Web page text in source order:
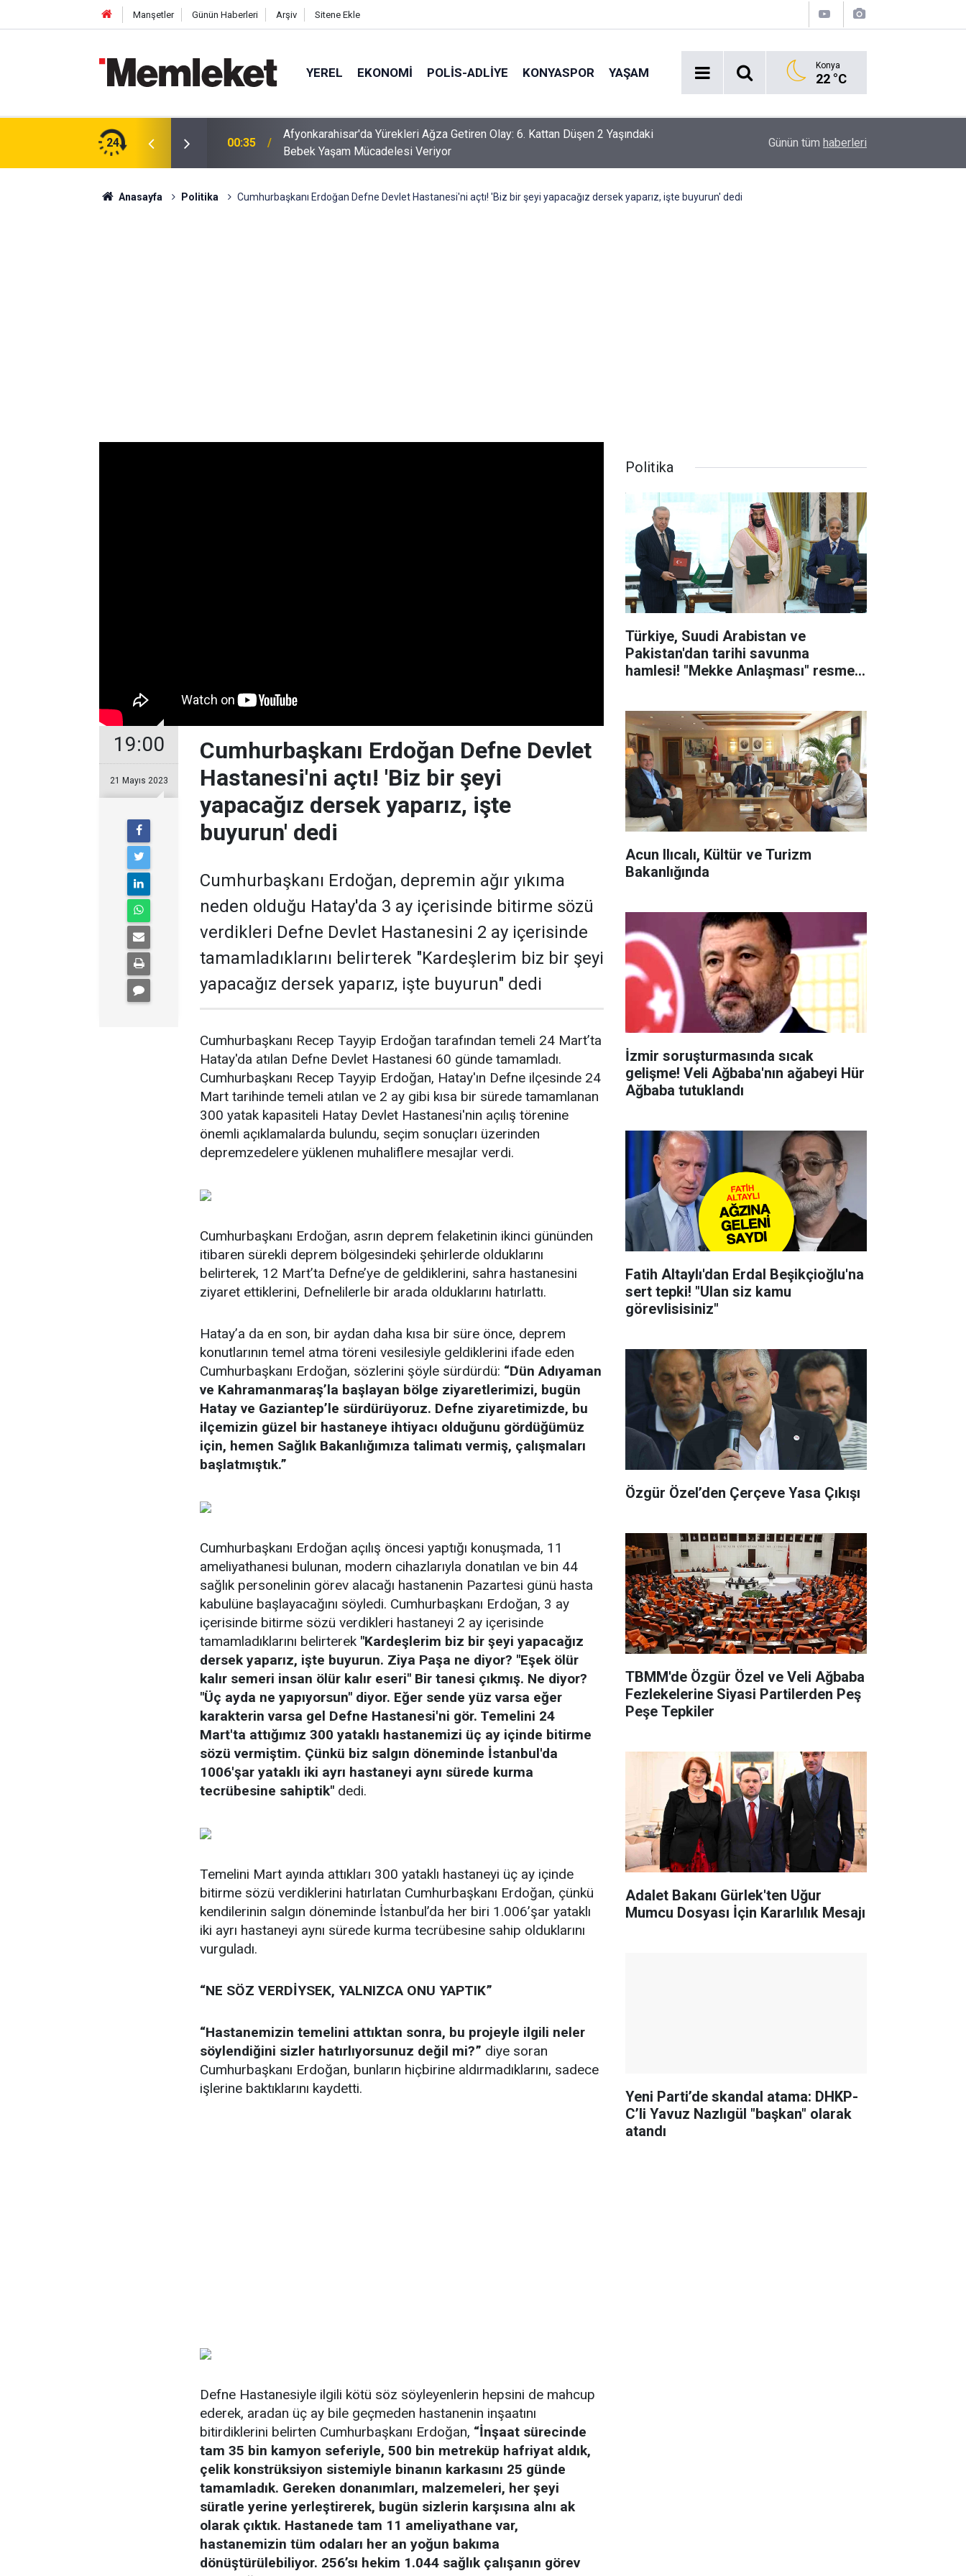
Manşetler Günün Haberleri Arşiv Sitene Ekle
YEREL EKONOMI POLİS-ADLİYE KONYASPOR YAŞAM Konya
22 °C
24
Olay: 6. Kattan Düşen 2 Yaşındaki
00:34 Konya'daki soygunda plaka APP çıktı! Günün tüm haberleri
Anasayfa Politika Cumhurbaşkanı Erdoğan Defne Devlet Hastanesi'ni açtı! 'Biz bir şeyi yapacağız dersek yaparız, işte buyurun' dedi
19:00
21 Mayıs 2023
Cumhurbaşkanı Erdoğan Defne Devlet
Hastanesi'ni açtı! 'Biz bir şeyi
yapacağız dersek yaparız, işte
buyurun' dedi
Cumhurbaşkanı Erdoğan, depremin ağır yıkıma
neden olduğu Hatay'da 3 ay içerisinde bitirme sözü
verdikleri Defne Devlet Hastanesini 2 ay içerisinde
tamamladıklarını belirterek "Kardeşlerim biz bir şeyi
yapacağız dersek yaparız, işte buyurun" dedi
Cumhurbaşkanı Recep Tayyip Erdoğan tarafından temeli 24 Mart’ta
Hatay'da atılan Defne Devlet Hastanesi 60 günde tamamladı.
Cumhurbaşkanı Recep Tayyip Erdoğan, Hatay'ın Defne ilçesinde 24
Mart tarihinde temeli atılan ve 2 ay gibi kısa bir sürede tamamlanan
300 yatak kapasiteli Hatay Devlet Hastanesi'nin açılış törenine
önemli açıklamalarda bulundu, seçim sonuçları üzerinden
depremzedelere yüklenen muhaliflere mesajlar verdi.
Cumhurbaşkanı Erdoğan, asrın deprem felaketinin ikinci gününden
itibaren sürekli deprem bölgesindeki şehirlerde olduklarını
belirterek, 12 Mart’ta Defne’ye de geldiklerini, sahra hastanesini
ziyaret ettiklerini, Defnelilerle bir arada olduklarını hatırlattı.
Hatay’a da en son, bir aydan daha kısa bir süre önce, deprem
konutlarının temel atma töreni vesilesiyle geldiklerini ifade eden
Cumhurbaşkanı Erdoğan, sözlerini şöyle sürdürdü: “Dün Adıyaman
ve Kahramanmaraş’la başlayan bölge ziyaretlerimizi, bugün
Hatay ve Gaziantep’le sürdürüyoruz. Defne ziyaretimizde, bu
ilçemizin güzel bir hastaneye ihtiyacı olduğunu gördüğümüz
için, hemen Sağlık Bakanlığımıza talimatı vermiş, çalışmaları
başlatmıştık.”
Cumhurbaşkanı Erdoğan açılış öncesi yaptığı konuşmada, 11
ameliyathanesi bulunan, modern cihazlarıyla donatılan ve bin 44
sağlık personelinin görev alacağı hastanenin Pazartesi günü hasta
kabulüne başlayacağını söyledi. Cumhurbaşkanı Erdoğan, 3 ay
içerisinde bitirme sözü verdikleri hastaneyi 2 ay içerisinde
tamamladıklarını belirterek "Kardeşlerim biz bir şeyi yapacağız
dersek yaparız, işte buyurun. Ziya Paşa ne diyor? "Eşek ölür
kalır semeri insan ölür kalır eseri" Bir tanesi çıkmış. Ne diyor?
"Üç ayda ne yapıyorsun" diyor. Eğer sende yüz varsa eğer
karakterin varsa gel Defne Hastanesi'ni gör. Temelini 24
Mart'ta attığımız 300 yataklı hastanemizi üç ay içinde bitirme
sözü vermiştim. Çünkü biz salgın döneminde İstanbul'da
1006'şar yataklı iki ayrı hastaneyi aynı sürede kurma
tecrübesine sahiptik" dedi.
Temelini Mart ayında attıkları 300 yataklı hastaneyi üç ay içinde
bitirme sözü verdiklerini hatırlatan Cumhurbaşkanı Erdoğan, çünkü
kendilerinin salgın döneminde İstanbul’da her biri 1.006’şar yataklı
iki ayrı hastaneyi aynı sürede kurma tecrübesine sahip olduklarını
vurguladı.
“NE SÖZ VERDİYSEK, YALNIZCA ONU YAPTIK”
“Hastanemizin temelini attıktan sonra, bu projeyle ilgili neler
söylendiğini sizler hatırlıyorsunuz değil mi?” diye soran
Cumhurbaşkanı Erdoğan, bunların hiçbirine aldırmadıklarını, sadece
işlerine baktıklarını kaydetti.
Defne Hastanesiyle ilgili kötü söz söyleyenlerin hepsini de mahcup
ederek, aradan üç ay bile geçmeden hastanenin inşaatını
bitirdiklerini belirten Cumhurbaşkanı Erdoğan, “İnşaat sürecinde
tam 35 bin kamyon seferiyle, 500 bin metreküp hafriyat aldık,
çelik konstrüksiyon sistemiyle binanın karkasını 25 günde
tamamladık. Gereken donanımları, malzemeleri, her şeyi
süratle yerine yerleştirerek, bugün sizlerin karşısına alnı ak
olarak çıktık. Hastanede tam 11 ameliyathane var,
hastanemizin tüm odaları her an yoğun bakıma
dönüştürülebiliyor. 256’sı hekim 1.044 sağlık çalışanın görev
Politika
Türkiye, Suudi Arabistan ve
Pakistan'dan tarihi savunma
hamlesi! "Mekke Anlaşması" resmen
Acun Ilıcalı, Kültür ve Turizm
Bakanlığında
İzmir soruşturmasında sıcak
gelişme! Veli Ağbaba'nın ağabeyi Hür
Ağbaba tutuklandı
Fatih Altaylı'dan Erdal Beşikçioğlu'na
sert tepki! "Ulan siz kamu
görevlisisiniz"
Özgür Özel’den Çerçeve Yasa Çıkışı
TBMM'de Özgür Özel ve Veli Ağbaba
Fezlekelerine Siyasi Partilerden Peş
Peşe Tepkiler
Adalet Bakanı Gürlek'ten Uğur
Mumcu Dosyası İçin Kararlılık Mesajı
Yeni Parti’de skandal atama: DHKP-
C’li Yavuz Nazlıgül "başkan" olarak
atandı